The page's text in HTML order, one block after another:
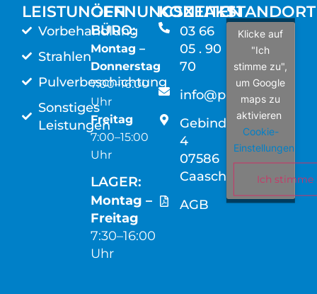
LEISTUNGEN
Vorbehandlung
Strahlen
Pulverbeschichtung
Sonstiges
Leistungen
ÖFFNUNGSZEITEN
BÜRO:
Montag –
Donnerstag
7:00–16:00
Uhr
Freitag
7:00–15:00
Uhr
LAGER:
Montag –
Freitag
7:30–16:00
Uhr
KONTAKT
03 66
05 . 90
70
info@pulako.de
Gebindstraße
4
07586
Caaschwitz
AGB
STANDORT
Klicke auf
"Ich
stimme zu",
um Google
maps zu
aktivieren
Cookie-
Einstellungen
Ich stimme